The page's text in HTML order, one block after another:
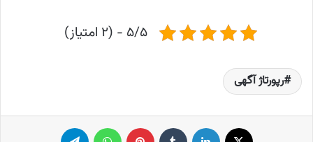
۵/۵ - (۲ امتیاز)
رپورتاژ آگهی
لینکدین ‫تامبلر پینترست